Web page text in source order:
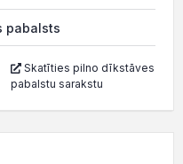
pabalsts
Skatīties pilno dīkstāves
pabalstu sarakstu